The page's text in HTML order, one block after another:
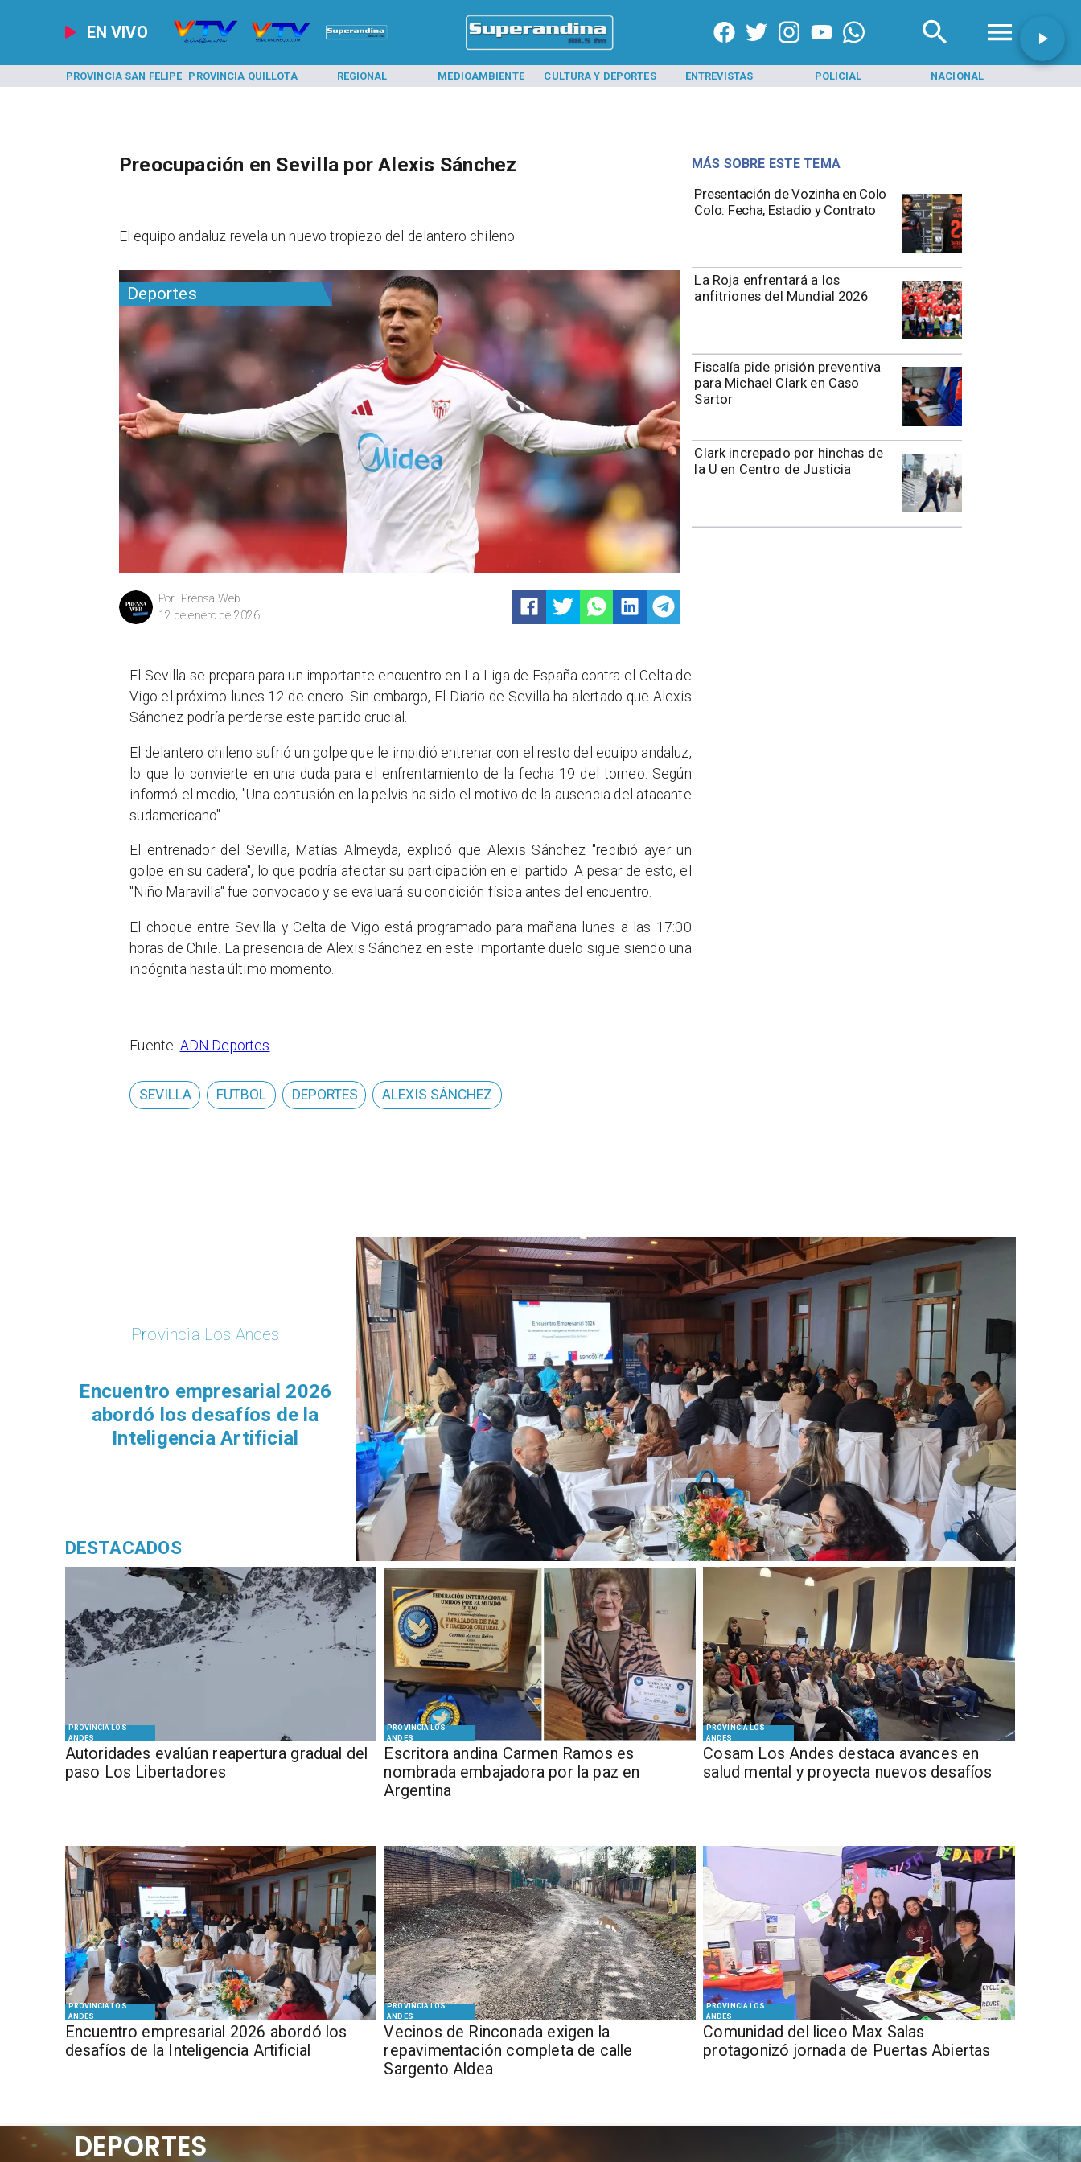
EN VIVO
PROVINCIA SAN FELIPE PROVINCIA QUILLOTA REGIONAL MEDIOAMBIENTE CULTURA Y DEPORTES ENTREVISTAS POLICIAL NACIONAL
Deportes
Prensa Web
Por
12 de enero de 2026
Presentación de Vozinha en Colo
Colo: Fecha, Estadio y Contrato
La Roja enfrentará a los
anfitriones del Mundial 2026
Fiscalía pide prisión preventiva
para Michael Clark en Caso
Sartor
Clark increpado por hinchas de
la U en Centro de Justicia
MÁS SOBRE ESTE TEMA
Preocupación en Sevilla por Alexis Sánchez
El equipo andaluz revela un nuevo tropiezo del delantero chileno.
El Sevilla se prepara para un importante encuentro en La Liga de España contra el Celta de
Vigo el próximo lunes 12 de enero. Sin embargo, El Diario de Sevilla ha alertado que Alexis
Sánchez podría perderse este partido crucial.
El delantero chileno sufrió un golpe que le impidió entrenar con el resto del equipo andaluz,
lo que lo convierte en una duda para el enfrentamiento de la fecha 19 del torneo. Según
informó el medio, "Una contusión en la pelvis ha sido el motivo de la ausencia del atacante
sudamericano".
El entrenador del Sevilla, Matías Almeyda, explicó que Alexis Sánchez "recibió ayer un
golpe en su cadera", lo que podría afectar su participación en el partido. A pesar de esto, el
"Niño Maravilla" fue convocado y se evaluará su condición física antes del encuentro.
El choque entre Sevilla y Celta de Vigo está programado para mañana lunes a las 17:00
horas de Chile. La presencia de Alexis Sánchez en este importante duelo sigue siendo una
incógnita hasta último momento.
Fuente: ADN Deportes
SEVILLA FÚTBOL DEPORTES ALEXIS SÁNCHEZ
PROVINCIA LOS
ANDES
​​Autoridades evalúan reapertura gradual del
paso Los Libertadores
PROVINCIA LOS
ANDES
Escritora andina Carmen Ramos es
nombrada embajadora por la paz en
Argentina
PROVINCIA LOS
ANDES
Cosam Los Andes destaca avances en
salud mental y proyecta nuevos desafíos
PROVINCIA LOS
ANDES
Encuentro empresarial 2026 abordó los
desafíos de la Inteligencia Artificial
PROVINCIA LOS
ANDES
Vecinos de Rinconada exigen la
repavimentación completa de calle
Sargento Aldea
PROVINCIA LOS
ANDES
Comunidad del liceo Max Salas
protagonizó jornada de Puertas Abiertas
Provincia Los Andes
Encuentro empresarial 2026
abordó los desafíos de la
Inteligencia Artificial
DESTACADOS
DEPORTES